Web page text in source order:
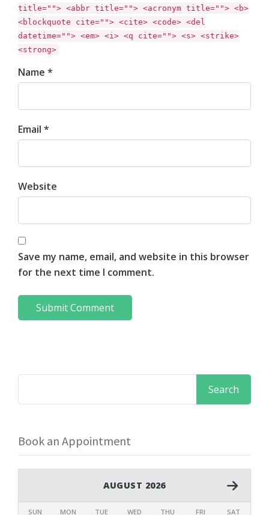
title=""> <abbr title=""> <acronym title=""> <b>
<blockquote cite=""> <cite> <code> <del
datetime=""> <em> <i> <q cite=""> <s> <strike>
<strong>
Name *
Email *
Website
Save my name, email, and website in this browser
for the next time I comment.
Book an Appointment
AUGUST 2026
SUN MON TUE WED THU FRI SAT